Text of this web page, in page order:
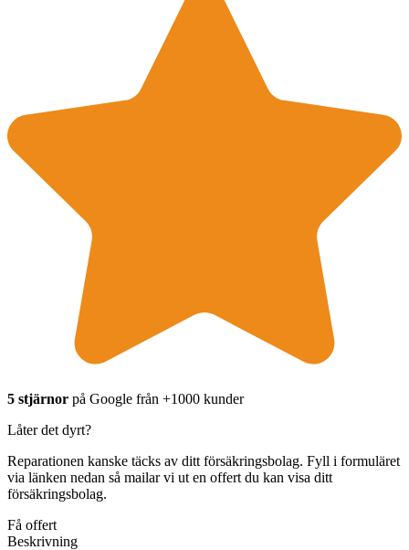
5 stjärnor på Google från +1000 kunder
Låter det dyrt?
Reparationen kanske täcks av ditt försäkringsbolag. Fyll i formuläret
via länken nedan så mailar vi ut en offert du kan visa ditt
försäkringsbolag.
Få offert
Beskrivning